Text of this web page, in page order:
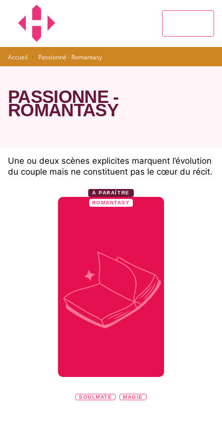
MENU
Accueil · Passionné - Romantasy
PASSIONNÉ -
ROMANTASY
Une ou deux scènes explicites marquent l’évolution
du couple mais ne constituent pas le cœur du récit.
À PARAÎTRE
ROMANTASY
SOULMATE MAGIE